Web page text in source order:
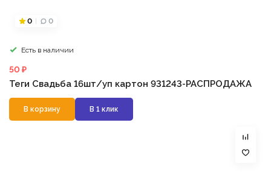
0 0
Есть в наличии
50 ₽
Теги Свадьба 16шт/уп картон 931243-РАСПРОДАЖА
В корзину В 1 клик